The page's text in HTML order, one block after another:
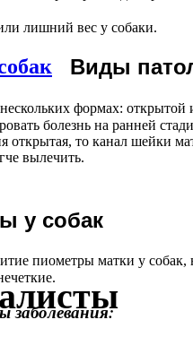
лишний вес у собаки.
Виды
нескольких формах:
болезнь на ранней
открытая, то канал шейки
вылечить.
у собак
пиометры матки у